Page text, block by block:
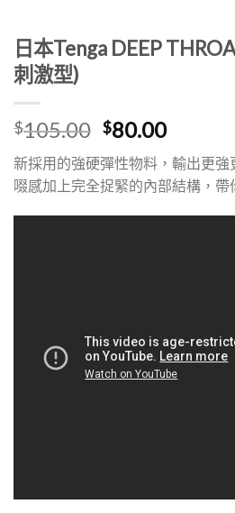
日本Tenga DEEP
刺激型)
$105.00 原
始
價
格：
$105.00。
$80.00目
前
價
格：
新採用的強硬彈性物料，輸出更
啜感加上完全捉緊的內部結構，帶